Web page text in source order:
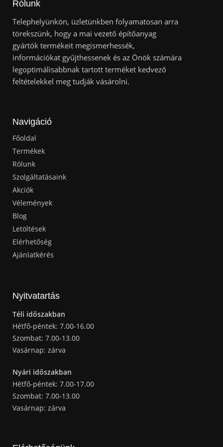
Rólunk
Telephelyünkön, üzletünkben folyamatosan arra
törekszünk, hogy a mai vezető építőanyag
gyártók termékeit megismerhessék,
információkat gyűjthessenek és az Önök számára
legoptimálisabbnak tartott terméket kedvező
feltételekkel meg tudják vásárolni.
Navigáció
Főoldal
Termékek
Rólunk
Szolgáltatásaink
Akciók
Vélemények
Blog
Letöltések
Elérhetőség
Ajánlatkérés
Nyitvatartás
Téli időszakban
Hétfő-péntek: 7.00-16.00
Szombat: 7.00-13.00
Vasárnap: zárva
Nyári időszakban
Hétfő-péntek: 7.00-17.00
Szombat: 7.00-13.00
Vasárnap: zárva